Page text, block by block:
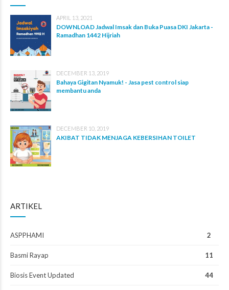
APRIL 13, 2021
DOWNLOAD Jadwal Imsak dan Buka Puasa DKI Jakarta -
Ramadhan 1442 Hijriah
DECEMBER 13, 2019
Bahaya Gigitan Nyamuk! - Jasa pest control siap
membantu anda
DECEMBER 10, 2019
AKIBAT TIDAK MENJAGA KEBERSIHAN TOILET
ARTIKEL
ASPPHAMI 2
Basmi Rayap 11
Biosis Event Updated 44